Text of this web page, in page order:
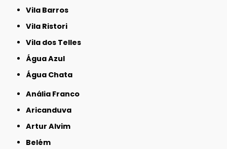
Vila Barros
Vila Ristori
Vila dos Telles
Água Azul
Água Chata
Anália Franco
Aricanduva
Artur Alvim
Belém